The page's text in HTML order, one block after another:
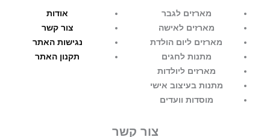
מארזים לגבר
מארזים לאישה
מארזים ליום הולדת
מתנות לחגים
מארזים ליולדות
מתנות בעיצוב אישי
מוסדות וועדים
אודות
צור קשר
נגישות האתר
תקנון האתר
צור קשר